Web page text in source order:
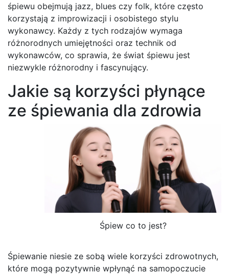
śpiewu obejmują jazz, blues czy folk, które często
korzystają z improwizacji i osobistego stylu
wykonawcy. Każdy z tych rodzajów wymaga
różnorodnych umiejętności oraz technik od
wykonawców, co sprawia, że świat śpiewu jest
niezwykle różnorodny i fascynujący.
Jakie są korzyści płynące
ze śpiewania dla zdrowia
Śpiew co to jest?
Śpiewanie niesie ze sobą wiele korzyści zdrowotnych,
które mogą pozytywnie wpłynąć na samopoczucie